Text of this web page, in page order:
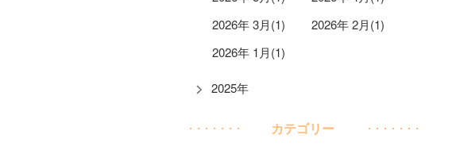
2026年 3月(1)
2026年 2月(1)
2026年 1月(1)
2025年
カテゴリー